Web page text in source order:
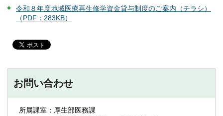
令和８年度地域医療再生修学資金貸与制度のご案内（チラシ）
（PDF：283KB）
お問い合わせ
所属課室：厚生部医務課